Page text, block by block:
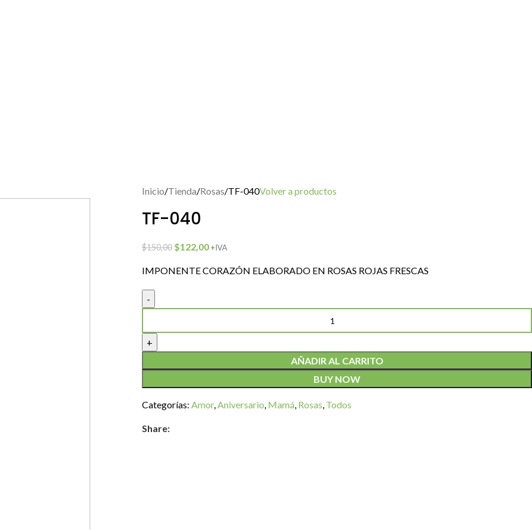
Inicio Tienda Rosas TF-040Volver a productos
TF-040
$150,00 $122,00+IVA
IMPONENTE CORAZÓN ELABORADO EN ROSAS ROJAS FRESCAS
AÑADIR AL CARRITO
BUY NOW
Categorías: Amor,Aniversario, Mamá, Rosas, Todos
Share: